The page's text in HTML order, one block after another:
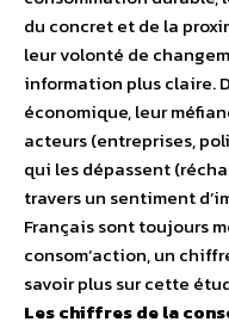
du concret et de la
leur volonté de
information plus claire.
économique, leur
acteurs (entreprises,
qui les dépassent
travers un sentiment
Français sont toujours
consom’action, un
savoir plus sur cette
Les chiffres de la